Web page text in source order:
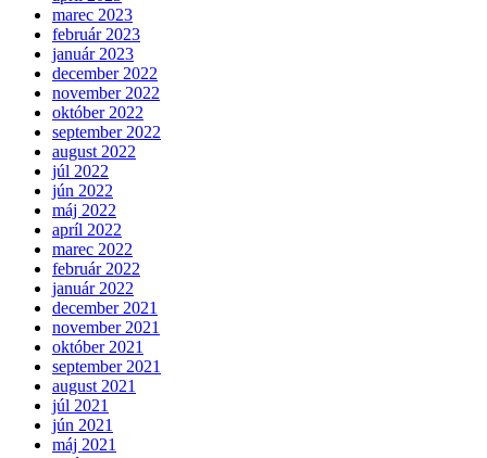
marec 2023
február 2023
január 2023
december 2022
november 2022
október 2022
september 2022
august 2022
júl 2022
jún 2022
máj 2022
apríl 2022
marec 2022
február 2022
január 2022
december 2021
november 2021
október 2021
september 2021
august 2021
júl 2021
jún 2021
máj 2021